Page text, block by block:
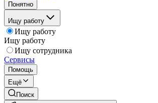
Понятно
Ищу работу
Ищу работу
Ищу работу
Ищу сотрудника
Сервисы
Помощь
Ещё
Поиск